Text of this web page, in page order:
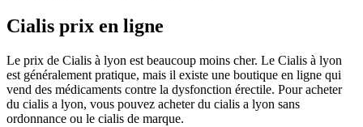
Cialis prix en ligne
Le prix de Cialis à lyon est beaucoup moins cher. Le Cialis à lyon
est généralement pratique, mais il existe une boutique en ligne qui
vend des médicaments contre la dysfonction érectile. Pour acheter
du cialis a lyon, vous pouvez acheter du cialis a lyon sans
ordonnance ou le cialis de marque.